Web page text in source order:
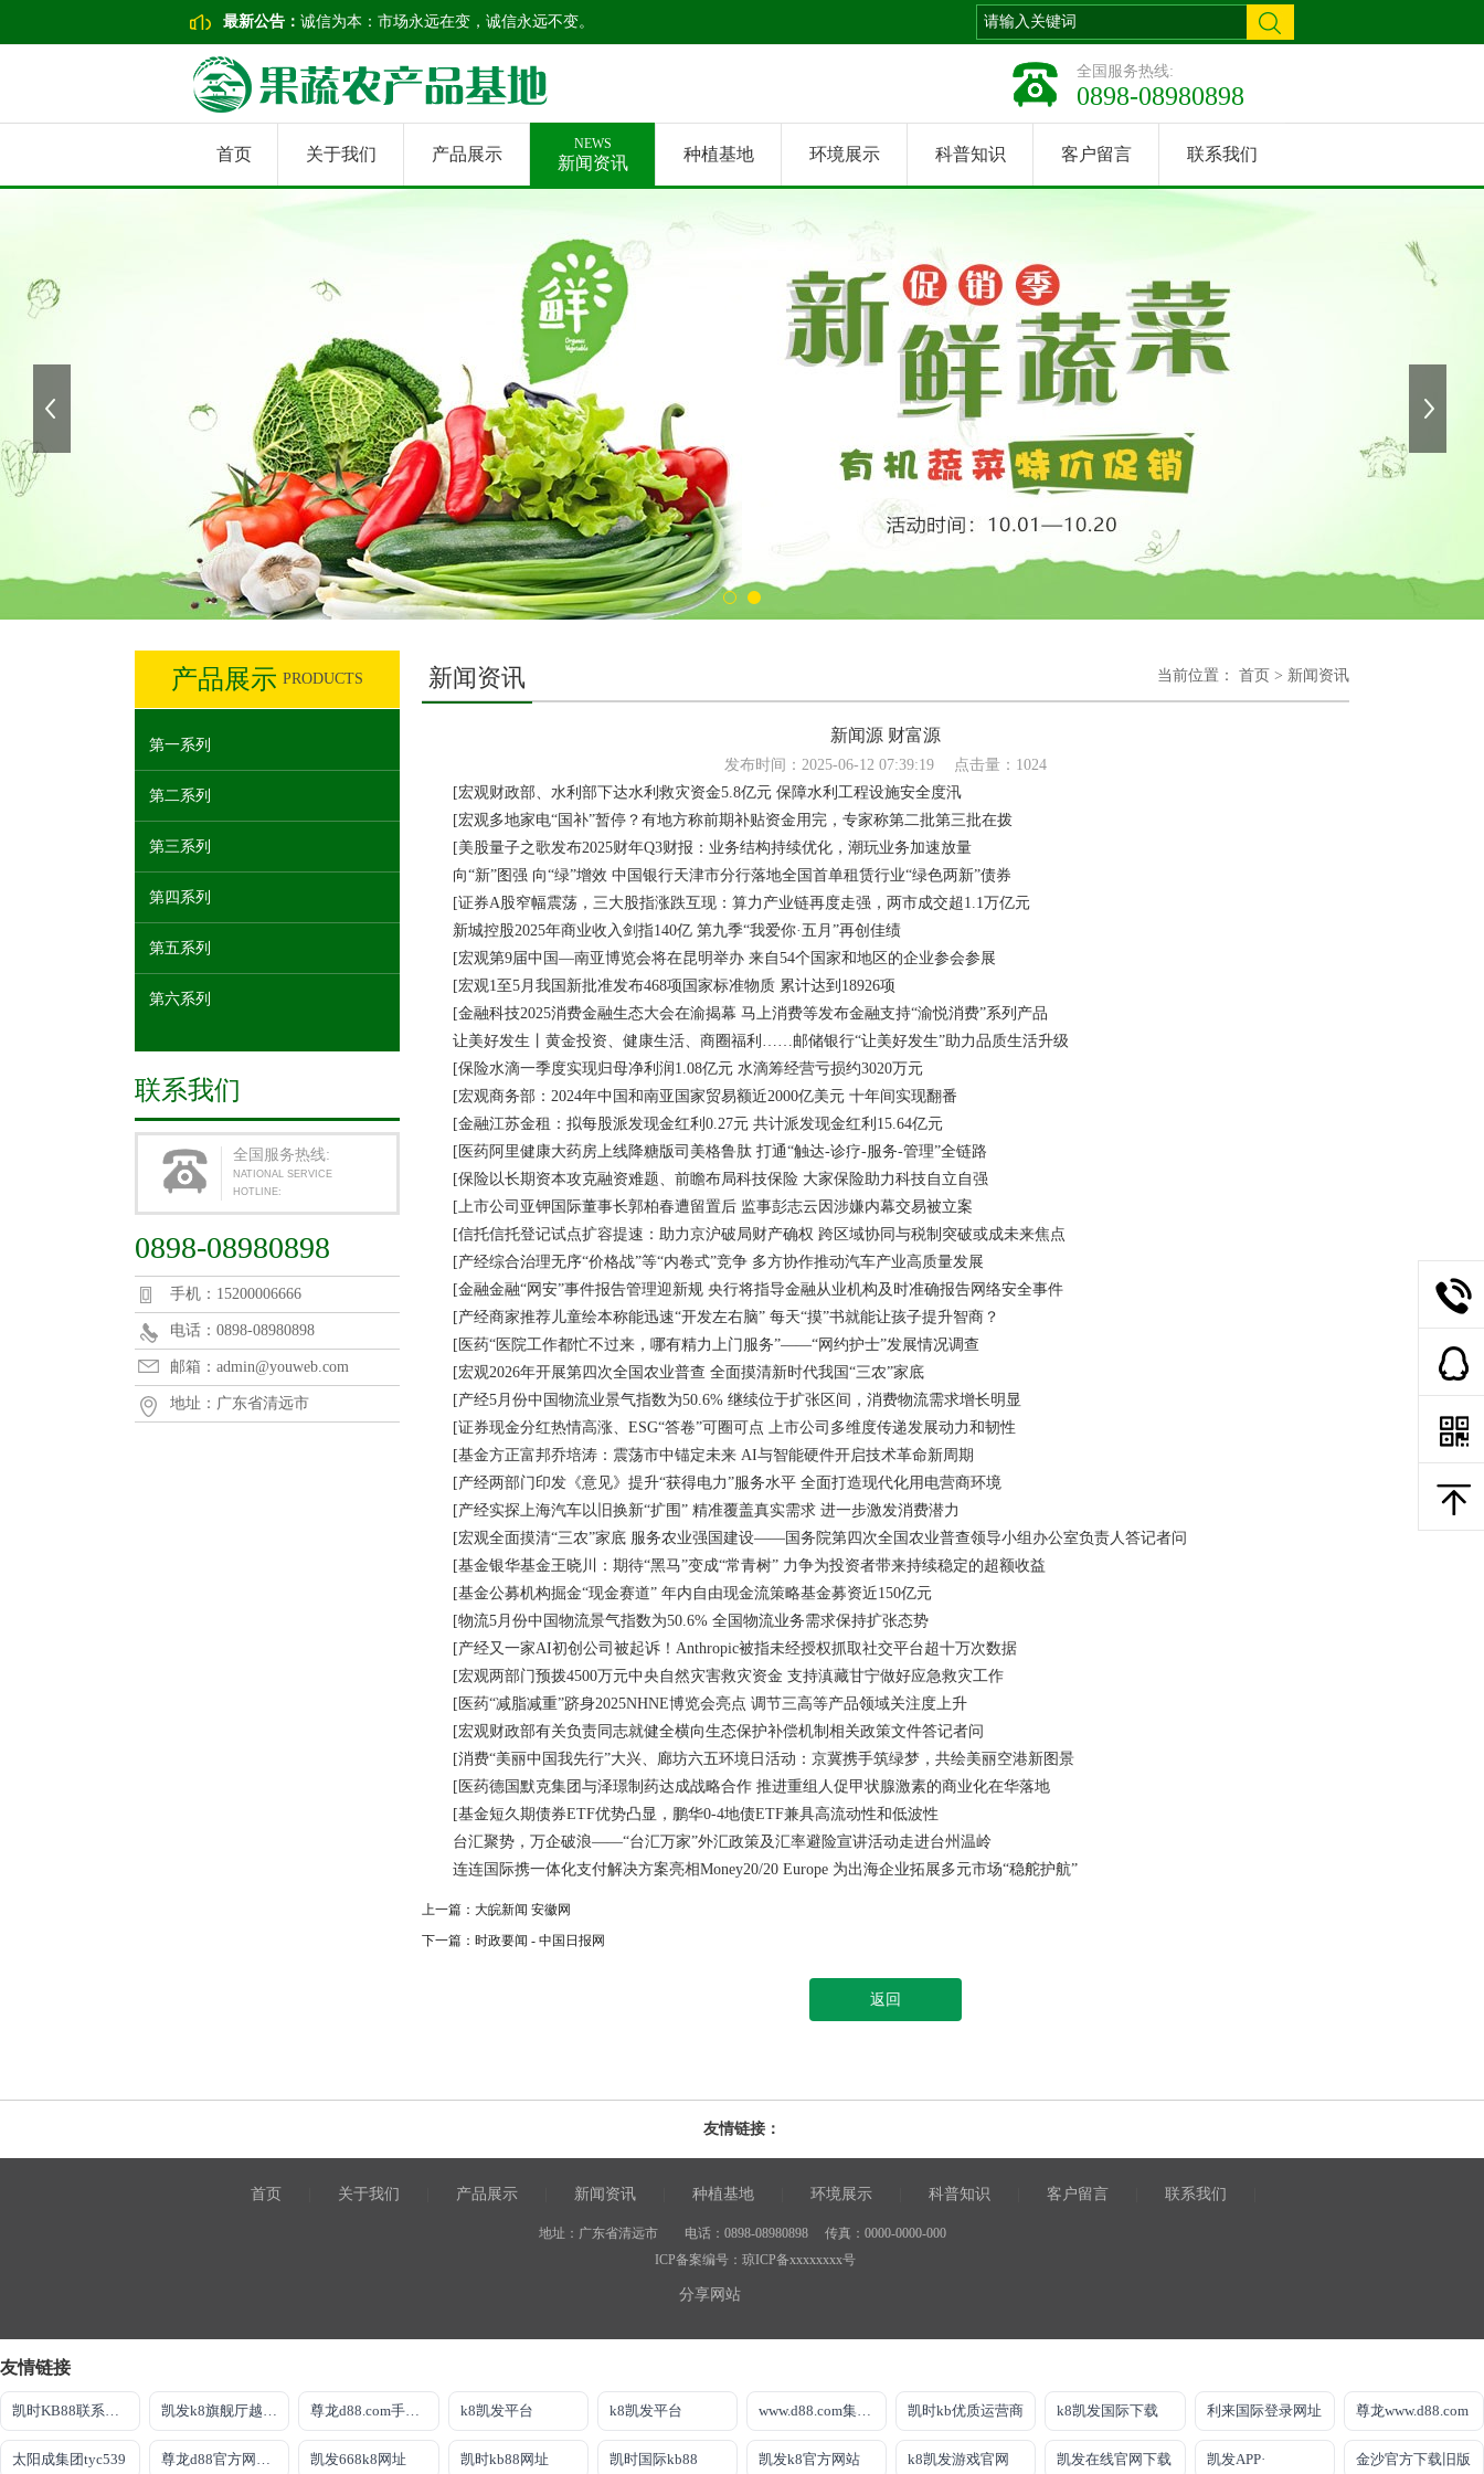
最新公告： 诚信为本：市场永远在变，诚信永远不变。
全国服务热线:
0898-08980898
首页 关于我们 产品展示
NEWS
新闻资讯 种植基地 环境展示 科普知识 客户留言 联系我们
产品展示 PRODUCTS
第一系列
第二系列
第三系列
第四系列
第五系列
第六系列
联系我们
全国服务热线:
NATIONAL SERVICE
HOTLINE:
0898-08980898
手机：15200006666
电话：0898-08980898
邮箱：admin@youweb.com
地址：广东省清远市
新闻资讯 当前位置： 首页 > 新闻资讯
新闻源 财富源
发布时间：2025-06-12 07:39:19 点击量： 1024
[宏观财政部、水利部下达水利救灾资金5.8亿元 保障水利工程设施安全度汛
[宏观多地家电“国补”暂停？有地方称前期补贴资金用完，专家称第二批第三批在拨
[美股量子之歌发布2025财年Q3财报：业务结构持续优化，潮玩业务加速放量
向“新”图强 向“绿”增效 中国银行天津市分行落地全国首单租赁行业“绿色两新”债券
[证券A股窄幅震荡，三大股指涨跌互现：算力产业链再度走强，两市成交超1.1万亿元
新城控股2025年商业收入剑指140亿 第九季“我爱你·五月”再创佳绩
[宏观第9届中国—南亚博览会将在昆明举办 来自54个国家和地区的企业参会参展
[宏观1至5月我国新批准发布468项国家标准物质 累计达到18926项
[金融科技2025消费金融生态大会在渝揭幕 马上消费等发布金融支持“渝悦消费”系列产品
让美好发生丨黄金投资、健康生活、商圈福利……邮储银行“让美好发生”助力品质生活升级
[保险水滴一季度实现归母净利润1.08亿元 水滴筹经营亏损约3020万元
[宏观商务部：2024年中国和南亚国家贸易额近2000亿美元 十年间实现翻番
[金融江苏金租：拟每股派发现金红利0.27元 共计派发现金红利15.64亿元
[医药阿里健康大药房上线降糖版司美格鲁肽 打通“触达-诊疗-服务-管理”全链路
[保险以长期资本攻克融资难题、前瞻布局科技保险 大家保险助力科技自立自强
[上市公司亚钾国际董事长郭柏春遭留置后 监事彭志云因涉嫌内幕交易被立案
[信托信托登记试点扩容提速：助力京沪破局财产确权 跨区域协同与税制突破或成未来焦点
[产经综合治理无序“价格战”等“内卷式”竞争 多方协作推动汽车产业高质量发展
[金融金融“网安”事件报告管理迎新规 央行将指导金融从业机构及时准确报告网络安全事件
[产经商家推荐儿童绘本称能迅速“开发左右脑” 每天“摸”书就能让孩子提升智商？
[医药“医院工作都忙不过来，哪有精力上门服务”——“网约护士”发展情况调查
[宏观2026年开展第四次全国农业普查 全面摸清新时代我国“三农”家底
[产经5月份中国物流业景气指数为50.6% 继续位于扩张区间，消费物流需求增长明显
[证券现金分红热情高涨、ESG“答卷”可圈可点 上市公司多维度传递发展动力和韧性
[基金方正富邦乔培涛：震荡市中锚定未来 AI与智能硬件开启技术革命新周期
[产经两部门印发《意见》提升“获得电力”服务水平 全面打造现代化用电营商环境
[产经实探上海汽车以旧换新“扩围” 精准覆盖真实需求 进一步激发消费潜力
[宏观全面摸清“三农”家底 服务农业强国建设——国务院第四次全国农业普查领导小组办公室负责人答记者问
[基金银华基金王晓川：期待“黑马”变成“常青树” 力争为投资者带来持续稳定的超额收益
[基金公募机构掘金“现金赛道” 年内自由现金流策略基金募资近150亿元
[物流5月份中国物流景气指数为50.6% 全国物流业务需求保持扩张态势
[产经又一家AI初创公司被起诉！Anthropic被指未经授权抓取社交平台超十万次数据
[宏观两部门预拨4500万元中央自然灾害救灾资金 支持滇藏甘宁做好应急救灾工作
[医药“减脂减重”跻身2025NHNE博览会亮点 调节三高等产品领域关注度上升
[宏观财政部有关负责同志就健全横向生态保护补偿机制相关政策文件答记者问
[消费“美丽中国我先行”大兴、廊坊六五环境日活动：京冀携手筑绿梦，共绘美丽空港新图景
[医药德国默克集团与泽璟制药达成战略合作 推进重组人促甲状腺激素的商业化在华落地
[基金短久期债券ETF优势凸显，鹏华0-4地债ETF兼具高流动性和低波性
台汇聚势，万企破浪——“台汇万家”外汇政策及汇率避险宣讲活动走进台州温岭
连连国际携一体化支付解决方案亮相Money20/20 Europe 为出海企业拓展多元市场“稳舵护航”
上一篇： 大皖新闻 安徽网
下一篇： 时政要闻 - 中国日报网
返回
友情链接：
首页 关于我们 产品展示 新闻资讯 种植基地 环境展示 科普知识 客户留言 联系我们
地址：广东省清远市 电话：0898-08980898 传真：0000-0000-000
ICP备案编号： 琼ICP备xxxxxxxx号
分享网站
友情链接
凯时KB88联系方式 凯发k8旗舰厅越狱版 尊龙d88.com手机网址 k8凯发平台 k8凯发平台 www.d88.com集团官网 凯时kb优质运营商 k8凯发国际下载 利来国际登录网址 尊龙www.d88.com
太阳成集团tyc539 尊龙d88官方网站最佳平台 凯发668k8网址 凯时kb88网址 凯时国际kb88 凯发k8官方网站 k8凯发游戏官网 凯发在线官网下载 凯发APP· 金沙官方下载旧版